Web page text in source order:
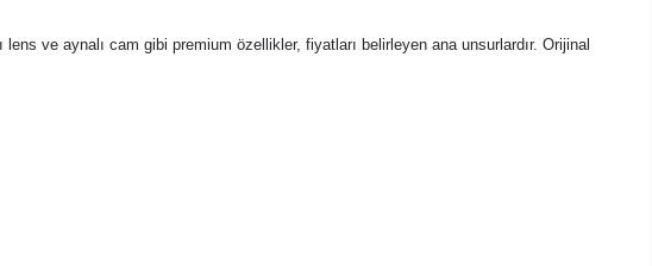
ve aynalı cam gibi premium özellikler, fiyatları belirleyen ana unsurlardır. Orijinal